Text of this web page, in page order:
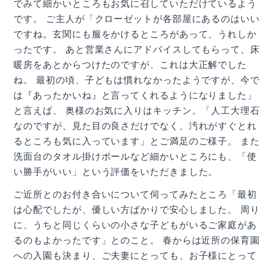
でみて細かいところもお気に召していただけているよう
です。 ご主人が「クローゼットが各部屋にあるのはいい
ですね。玄関にも服をかけるところがあって、うれしか
ったです。 あと営業さんにアドバイスしてもらって、床
暖房をあとからつけたのですが、これは大正解でした
ね。 最初の頃、子どもは慣れなかったようですが、今で
は『あったかいね』と言ってくれるようになりました」
と言えば、 奥様のお気に入りはキッチン。「人工大理石
なのですが、見た目の良さだけでなく、汚れがすぐとれ
るところも気に入っています」とご満足のご様子。 また
洗面台のタオル掛けポールなど細かいところにも、「使
い勝手がいい」という評価をいただきました。
ご近所とのお付き合いについて伺ってみたところ「最初
は心配でしたが、優しい方ばかりで安心しました。 周り
に、うちと同じくらいの小さな子どもがいるご家庭があ
るのもよかったです」とのこと。 春からは近所の保育園
への入園も決まり、ご夫妻にとっても、お子様にとって